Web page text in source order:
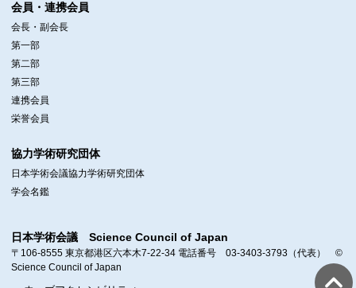
会員・連携会員
会長・副会長
第一部
第二部
第三部
連携会員
栄誉会員
協力学術研究団体
日本学術会議協力学術研究団体
学会名鑑
日本学術会議 Science Council of Japan
〒106-8555 東京都港区六本木7-22-34 電話番号 03-3403-3793（代表） ©
Science Council of Japan